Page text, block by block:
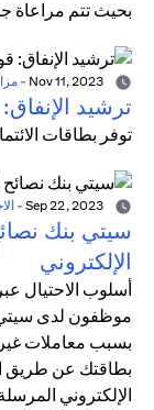
بحيث تتم مراعاة
-
ترشيد
توفر بطاقات
-
سيتي بنك
الإلكتروني
أسلوب الاحتيال
موظفون لدى سيتي
بسبب معاملات
بطاقتك عن طريق
الإلكتروني